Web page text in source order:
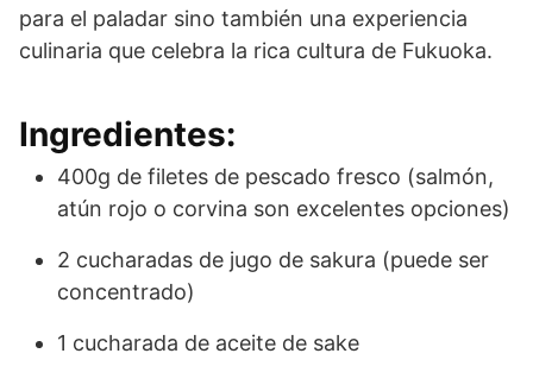
para el paladar sino también una experiencia
culinaria que celebra la rica cultura de Fukuoka.
Ingredientes:
400g de filetes de pescado fresco (salmón,
atún rojo o corvina son excelentes opciones)
2 cucharadas de jugo de sakura (puede ser
concentrado)
1 cucharada de aceite de sake